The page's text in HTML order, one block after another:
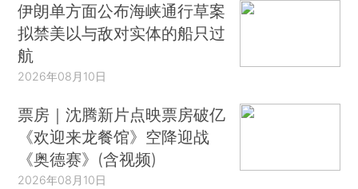
伊朗单方面公布海峡通行草案
拟禁美以与敌对实体的船只过
航
2026年08月10日
票房｜沈腾新片点映票房破亿
《欢迎来龙餐馆》空降迎战
《奥德赛》(含视频)
2026年08月10日